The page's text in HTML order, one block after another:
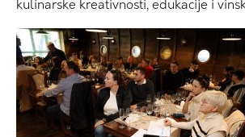
kulinarske kreativnosti, edukacije i